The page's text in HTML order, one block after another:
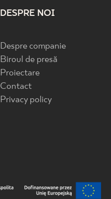
DESPRE NOI
Despre companie
Biroul de presă
Proiectare
Contact
Privacy policy